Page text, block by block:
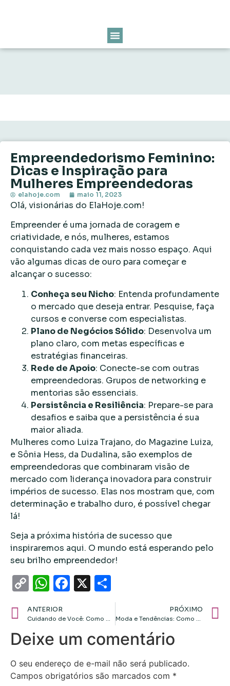
Empreendedorismo Feminino:
Dicas e Inspiração para
Mulheres Empreendedoras
elahoje.com maio 11, 2023
Olá, visionárias do ElaHoje.com!
Empreender é uma jornada de coragem e
criatividade, e nós, mulheres, estamos
conquistando cada vez mais nosso espaço. Aqui
vão algumas dicas de ouro para começar e
alcançar o sucesso:
Conheça seu Nicho: Entenda profundamente
o mercado que deseja entrar. Pesquise, faça
cursos e converse com especialistas.
Plano de Negócios Sólido: Desenvolva um
plano claro, com metas específicas e
estratégias financeiras.
Rede de Apoio: Conecte-se com outras
empreendedoras. Grupos de networking e
mentorias são essenciais.
Persistência e Resiliência: Prepare-se para
desafios e saiba que a persistência é sua
maior aliada.
Mulheres como Luiza Trajano, do Magazine Luiza,
e Sônia Hess, da Dudalina, são exemplos de
empreendedoras que combinaram visão de
mercado com liderança inovadora para construir
impérios de sucesso. Elas nos mostram que, com
determinação e trabalho duro, é possível chegar
lá!
Seja a próxima história de sucesso que
inspiraremos aqui. O mundo está esperando pelo
seu brilho empreendedor!
CopyWhatsApp
Facebook
X
ANTERIOR
Cuidando de Você: Como Navegar pelos Desafios da Saúde Feminina
PRÓXIMO
Moda e Tendências: Como Estar Sempre na Moda com Dicas Práticas
Deixe um comentário
O seu endereço de e-mail não será publicado.
Campos obrigatórios são marcados com *